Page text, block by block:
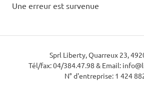
Une erreur est survenue
Sprl Liberty, Quarreux 23,
Tél/fax: 04/384.47.98 & Email:
N° d'entreprise: 1 424